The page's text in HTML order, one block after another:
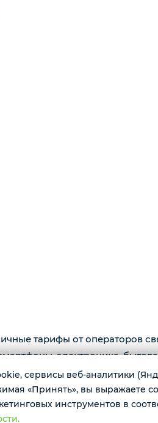
тарифы от операторов
электроника,
сервисы веб-аналитики
«Принять», вы выражаете
инструментов в